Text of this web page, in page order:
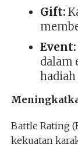
Gift:
Event:
dalam
Battle Rating
kekuatan